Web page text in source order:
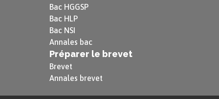
Bac HGGSP
Bac HLP
Bac NSI
Annales bac
Préparer le brevet
Brevet
Annales brevet